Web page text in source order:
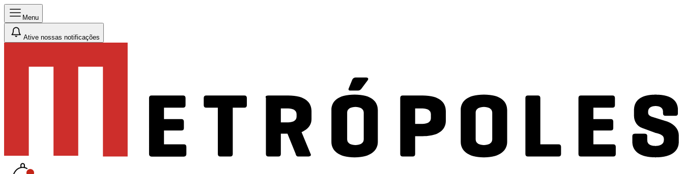
Menu
Ative nossas notificações